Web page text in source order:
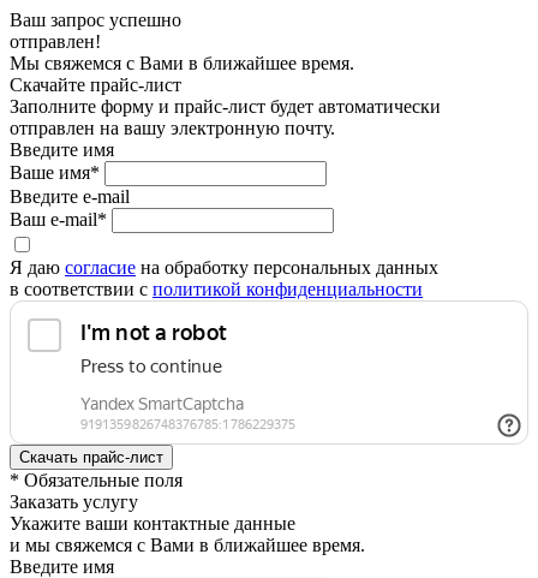
Ваш запрос успешно
отправлен!
Мы свяжемся с Вами в ближайшее время.
Скачайте прайс-лист
Заполните форму и прайс-лист будет автоматически
отправлен на вашу электронную почту.
Введите имя
Ваше имя*
Введите e-mail
Ваш e-mail*
Я даю согласие на обработку персональных данных
в соответствии с политикой конфиденциальности
* Обязательные поля
Заказать услугу
Укажите ваши контактные данные
и мы свяжемся с Вами в ближайшее время.
Введите имя